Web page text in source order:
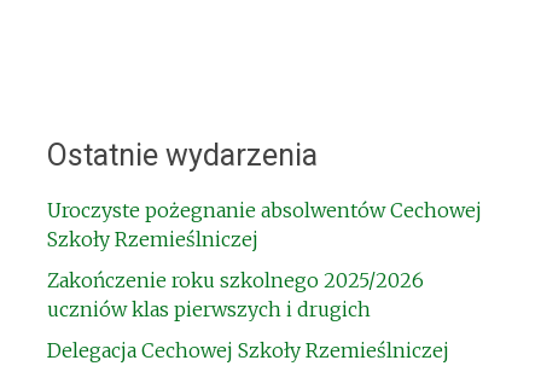
Ostatnie wydarzenia
Uroczyste pożegnanie absolwentów Cechowej
Szkoły Rzemieślniczej
Zakończenie roku szkolnego 2025/2026
uczniów klas pierwszych i drugich
Delegacja Cechowej Szkoły Rzemieślniczej